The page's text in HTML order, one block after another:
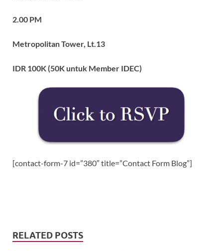
2.00 PM
Metropolitan Tower, Lt.13
IDR 100K (50K untuk Member IDEC)
[contact-form-7 id=”380″ title=”Contact Form Blog”]
RELATED POSTS